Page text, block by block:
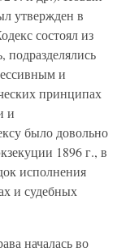
утвержден в
состоял из
подразделялись
и
принципах
и
было довольно
1896 г., в
исполнения
и судебных
началась во